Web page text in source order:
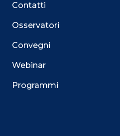
Contatti
Osservatori
Convegni
Webinar
Programmi